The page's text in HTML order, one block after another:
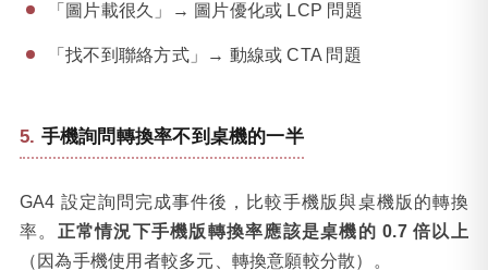
「圖片載很久」→ 圖片優化或 LCP 問題
「找不到聯絡方式」→ 動線或 CTA 問題
手機詢問轉換率不到桌機的一半
GA4 設定詢問完成事件後，比較手機版與桌機版的轉換
率。 正常情況下手機版轉換率應該是桌機的 0.7 倍以上
（因為手機使用者較多元、轉換意願較分散）。